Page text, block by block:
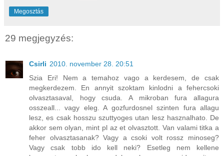
Megosztás
29 megjegyzés:
Csirli 2010. november 28. 20:51
Szia Eri! Nem a temahoz vago a kerdesem, de csak
megkerdezem. En annyit szoktam kinlodni a fehercsoki
olvasztasaval, hogy csuda. A mikroban fura allagura
osszeall... vagy eleg. A gozfurdosnel szinten fura allagu
lesz, es csak hosszu szuttyoges utan lesz hasznalhato. De
akkor sem olyan, mint pl az et olvasztott. Van valami titka a
feher olvasztasanak? Vagy a csoki volt rossz minoseg?
Vagy csak tobb ido kell neki? Esetleg nem kellene